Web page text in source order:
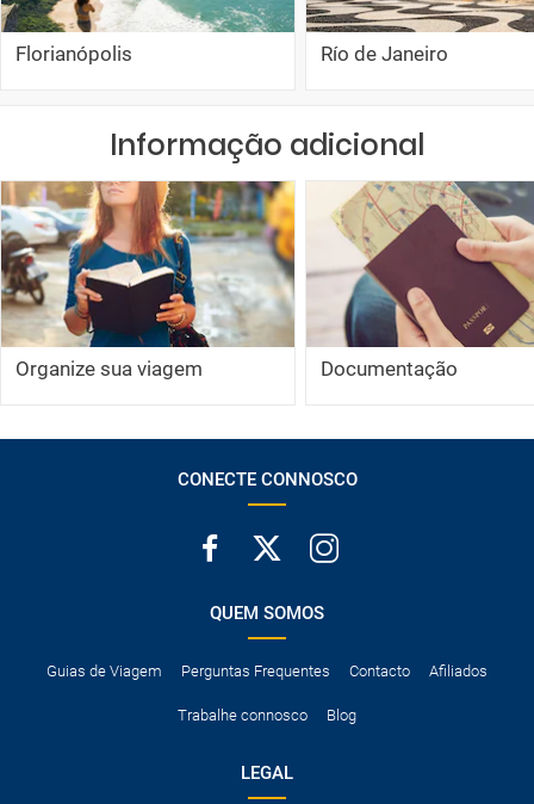
Florianópolis Río de Janeiro
Informação adicional
Organize sua viagem Documentação
CONECTE CONNOSCO
QUEM SOMOS
Guias de Viagem Perguntas Frequentes Contacto Afiliados
Trabalhe connosco Blog
LEGAL